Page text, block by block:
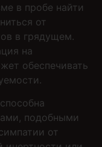
в пробе найти
от
в грядущем.
на
обеспечивать
подобными
от